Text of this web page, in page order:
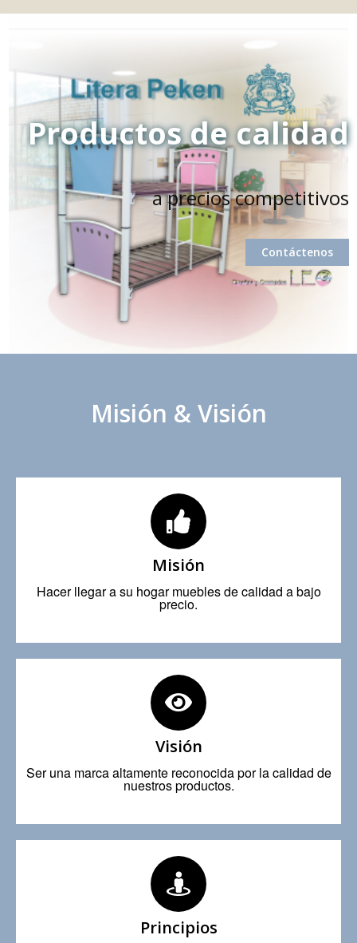
Productos de calidad
a precios competitivos
Contáctenos
Misión & Visión
Misión
Hacer llegar a su hogar muebles de calidad a bajo
precio.
Visión
Ser una marca altamente reconocida por la calidad de
nuestros productos.
Principios